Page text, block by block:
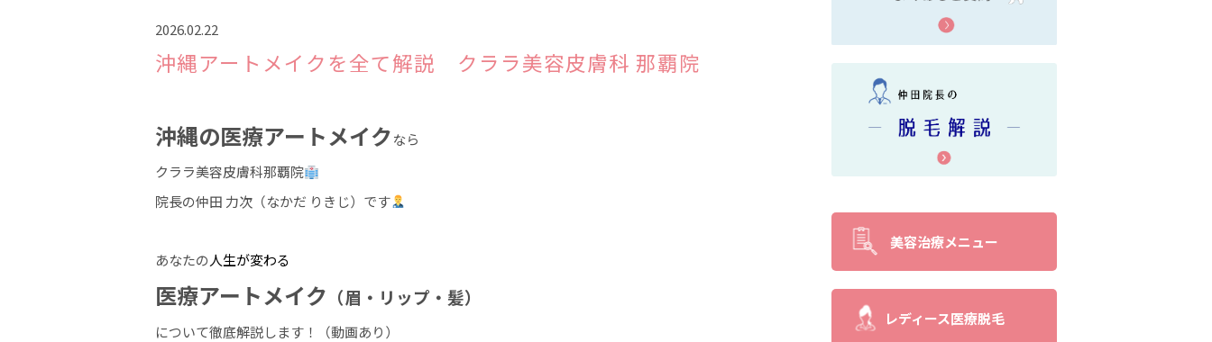
2026.02.22
沖縄アートメイクを全て解説 クララ美容皮膚科 那覇院
沖縄の医療アートメイクなら
クララ美容皮膚科那覇院
院長の仲田 力次（なかだ りきじ）です
あなたの人生が変わる
医療アートメイク （眉・リップ・髪）
について徹底解説します！（動画あり）
美容治療メニュー
レディース医療脱毛